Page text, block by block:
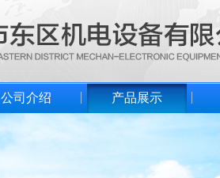
公司介绍 产品展示